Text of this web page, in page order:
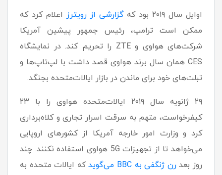
اوایل سال ۲۰۱۹ بود که گزارشی از رویترز اعلام کرد که
ممکن است ترامپ، رئیس جمهور پیشین آمریکا
شرکت‌های هواوی و ZTE را تحریم کند. در نمایشگاه
CES همان سال برند هواوی قصد داشت با لپ‌تاپ‌ها و
تبلت‌های خود برای ماندن در بازار ایالات‌متحده بجنگد.
۲۹ ژانویه سال ۲۰۱۹ ایالات‌متحده هواوی را با ۲۳
کیفرخواست، متهم به سرقت اسرار تجاری و کلاه‌برداری
کرد و وزارت امور خارجه آمریکا از کشورهای اروپایی
می‌خواهد تا از تجهیزات 5G‌ هواوی استفاده نکنند. چند
روز بعدرن ژنگفی به BBC می‌گوید
که ایالات متحده به